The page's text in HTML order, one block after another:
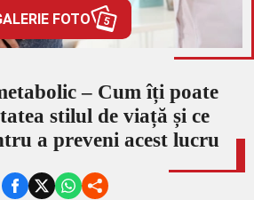
FOTO 5
– Cum îți poate
stilul de viață și ce
a preveni acest lucru